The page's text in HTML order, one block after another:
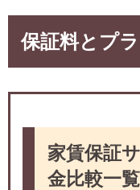
保証料とプ
家賃保証
金比較一覧